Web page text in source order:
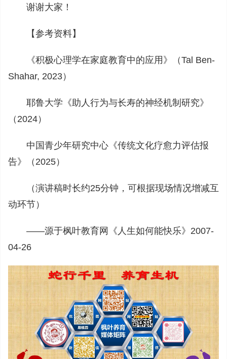
谢谢大家！
【参考资料】
《积极心理学在家庭教育中的应用》（Tal Ben-
Shahar, 2023）
耶鲁大学《助人行为与长寿的神经机制研究》
（2024）
中国青少年研究中心《传统文化疗愈力评估报
告》（2025）
（演讲稿时长约25分钟，可根据现场情况增减互
动环节）
——源于枫叶教育网《人生如何能快乐》2007-
04-26